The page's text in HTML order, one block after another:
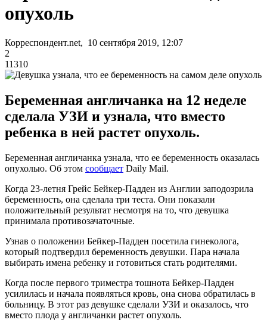
опухоль
Корреспондент.net, 10 сентября 2019, 12:07
2
11310
Беременная англичанка на 12 неделе
сделала УЗИ и узнала, что вместо
ребенка в ней растет опухоль.
Беременная англичанка узнала, что ее беременность оказалась
опухолью. Об этом сообщает Daily Mail.
Когда 23-летня Грейс Бейкер-Падден из Англии заподозрила
беременность, она сделала три теста. Они показали
положительный результат несмотря на то, что девушка
принимала противозачаточные.
Узнав о положении Бейкер-Падден посетила гинеколога,
который подтвердил беременность девушки. Пара начала
выбирать имена ребенку и готовиться стать родителями.
Когда после первого триместра тошнота Бейкер-Падден
усилилась и начала появляться кровь, она снова обратилась в
больницу. В этот раз девушке сделали УЗИ и оказалось, что
вместо плода у англичанки растет опухоль.